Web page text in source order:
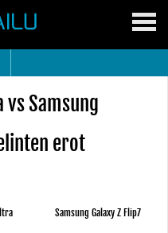
Samsung
erot
Samsung Galaxy Z Flip7